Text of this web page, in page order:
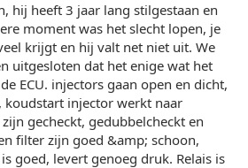
hij heeft 3 jaar lang stilgestaan en
moment was het slecht lopen, je
krijgt en hij valt net niet uit. We
uitgesloten dat het enige wat het
ECU. injectors gaan open en dicht,
koudstart injector werkt naar
gecheckt, gedubbelcheckt en
filter zijn goed &amp; schoon,
goed, levert genoeg druk. Relais is